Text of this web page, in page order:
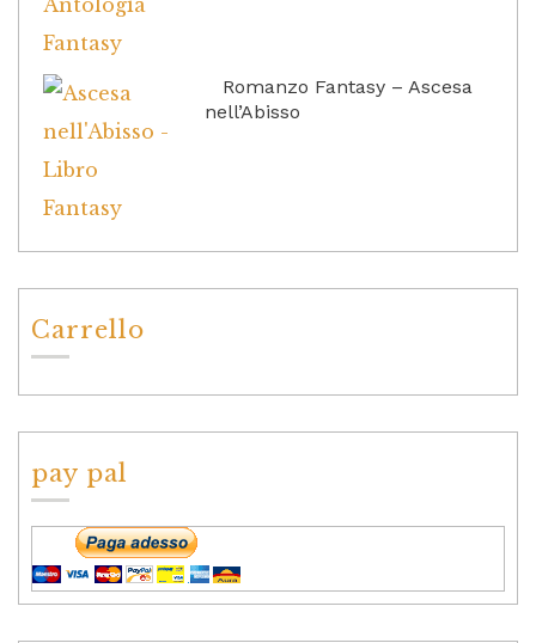
Romanzo Fantasy – Ascesa
nell’Abisso
Carrello
pay pal